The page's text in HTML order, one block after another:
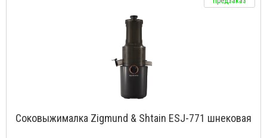
Соковыжималка Zigmund & Shtain ESJ-771 шнековая